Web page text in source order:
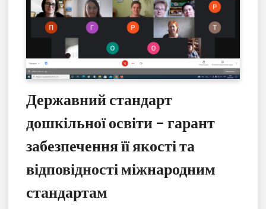
Державний стандарт
дошкільної освіти – гарант
забезпечення її якості та
відповідності міжнародним
стандартам